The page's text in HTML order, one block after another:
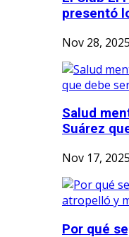
presentó
Nov 28, 2025
Salud
Suárez
Nov 17, 2025
Por qué